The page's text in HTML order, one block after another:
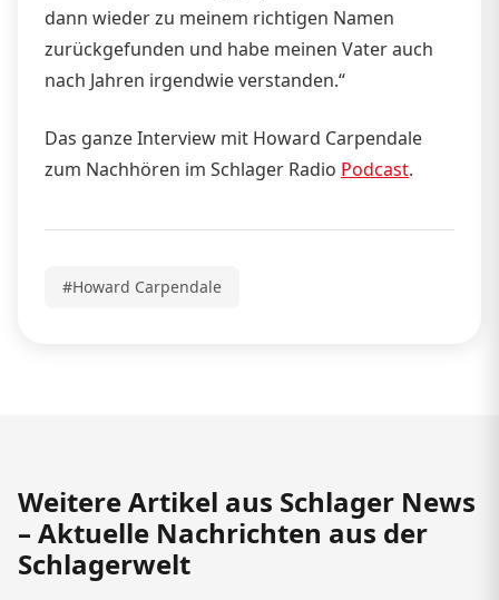
dann wieder zu meinem richtigen Namen
zurückgefunden und habe meinen Vater auch
nach Jahren irgendwie verstanden.“
Das ganze Interview mit Howard Carpendale
zum Nachhören im Schlager Radio Podcast.
#Howard Carpendale
Weitere Artikel aus Schlager News
– Aktuelle Nachrichten aus der
Schlagerwelt